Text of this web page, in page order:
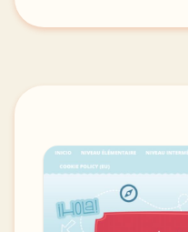
image pixabay